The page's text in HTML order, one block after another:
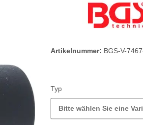
Artikelnummer: BGS-V-
Typ
Bitte wählen Sie eine